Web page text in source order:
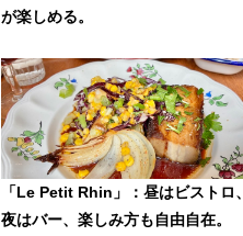
が楽しめる。
「Le Petit Rhin」：昼はビストロ、
夜はバー、楽しみ方も自由自在。